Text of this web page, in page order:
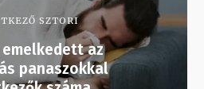
SZTORI
emelkedett az
panaszokkal